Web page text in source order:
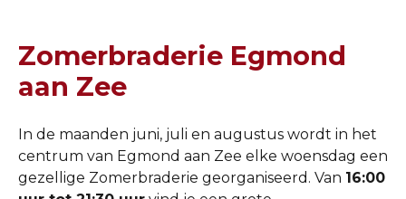
Zomerbraderie Egmond
aan Zee
In de maanden juni, juli en augustus wordt in het
centrum van Egmond aan Zee elke woensdag een
gezellige Zomerbraderie georganiseerd. Van 16:00